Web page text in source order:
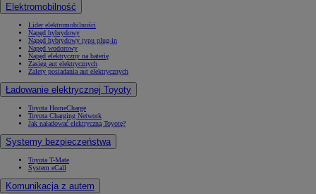
Elektromobilność
Lider elektromobilności
Napęd hybrydowy
Napęd hybrydowy typu plug-in
Napęd wodorowy
Napęd elektryczny na baterię
Zasięg aut elektrycznych
Zalety posiadania aut elektrycznych
Ładowanie elektrycznej Toyoty
Toyota HomeCharge
Toyota Charging Network
Jak naładować elektryczną Toyotę?
Systemy bezpieczeństwa
Toyota T-Mate
System eCall
Komunikacja z autem